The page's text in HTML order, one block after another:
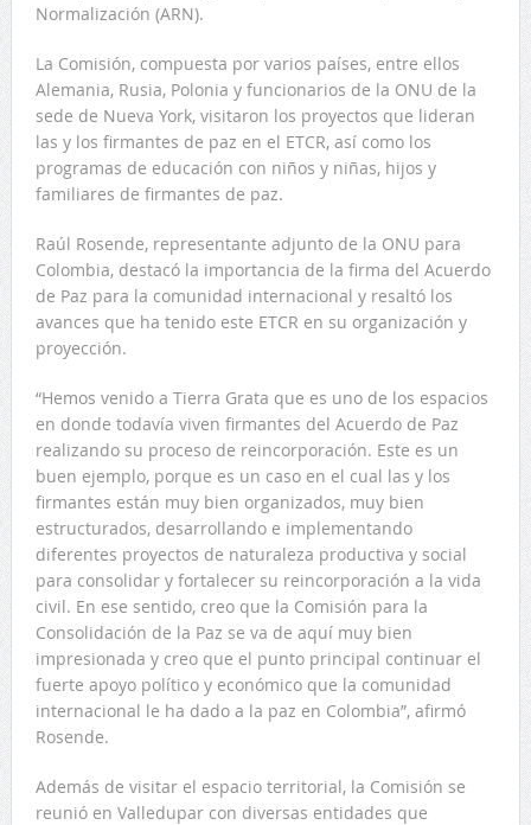
Normalización (ARN).
La Comisión, compuesta por varios países, entre ellos
Alemania, Rusia, Polonia y funcionarios de la ONU de la
sede de Nueva York, visitaron los proyectos que lideran
las y los firmantes de paz en el ETCR, así como los
programas de educación con niños y niñas, hijos y
familiares de firmantes de paz.
Raúl Rosende, representante adjunto de la ONU para
Colombia, destacó la importancia de la firma del Acuerdo
de Paz para la comunidad internacional y resaltó los
avances que ha tenido este ETCR en su organización y
proyección.
“Hemos venido a Tierra Grata que es uno de los espacios
en donde todavía viven firmantes del Acuerdo de Paz
realizando su proceso de reincorporación. Este es un
buen ejemplo, porque es un caso en el cual las y los
firmantes están muy bien organizados, muy bien
estructurados, desarrollando e implementando
diferentes proyectos de naturaleza productiva y social
para consolidar y fortalecer su reincorporación a la vida
civil. En ese sentido, creo que la Comisión para la
Consolidación de la Paz se va de aquí muy bien
impresionada y creo que el punto principal continuar el
fuerte apoyo político y económico que la comunidad
internacional le ha dado a la paz en Colombia”, afirmó
Rosende.
Además de visitar el espacio territorial, la Comisión se
reunió en Valledupar con diversas entidades que